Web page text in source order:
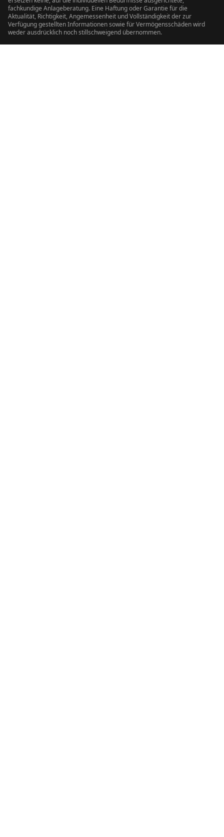
fachkundige Anlageberatung. Eine Haftung oder Garantie für die
Aktualität, Richtigkeit, Angemessenheit und Vollständigkeit der zur
Verfügung gestellten Informationen sowie für Vermögensschäden wird
weder ausdrücklich noch stillschweigend übernommen.